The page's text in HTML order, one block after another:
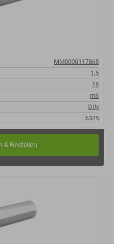
MM0000117865
1,5
16
m6
DIN
6325